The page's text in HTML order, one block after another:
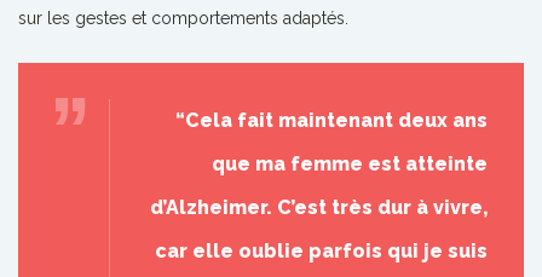
sur les gestes et comportements adaptés.
“Cela fait maintenant deux ans
que ma femme est atteinte
d’Alzheimer. C’est très dur à vivre,
car elle oublie parfois qui je suis